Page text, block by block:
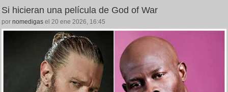
Si hicieran una película de God of War
por nomedigas el 20 ene 2026, 16:45